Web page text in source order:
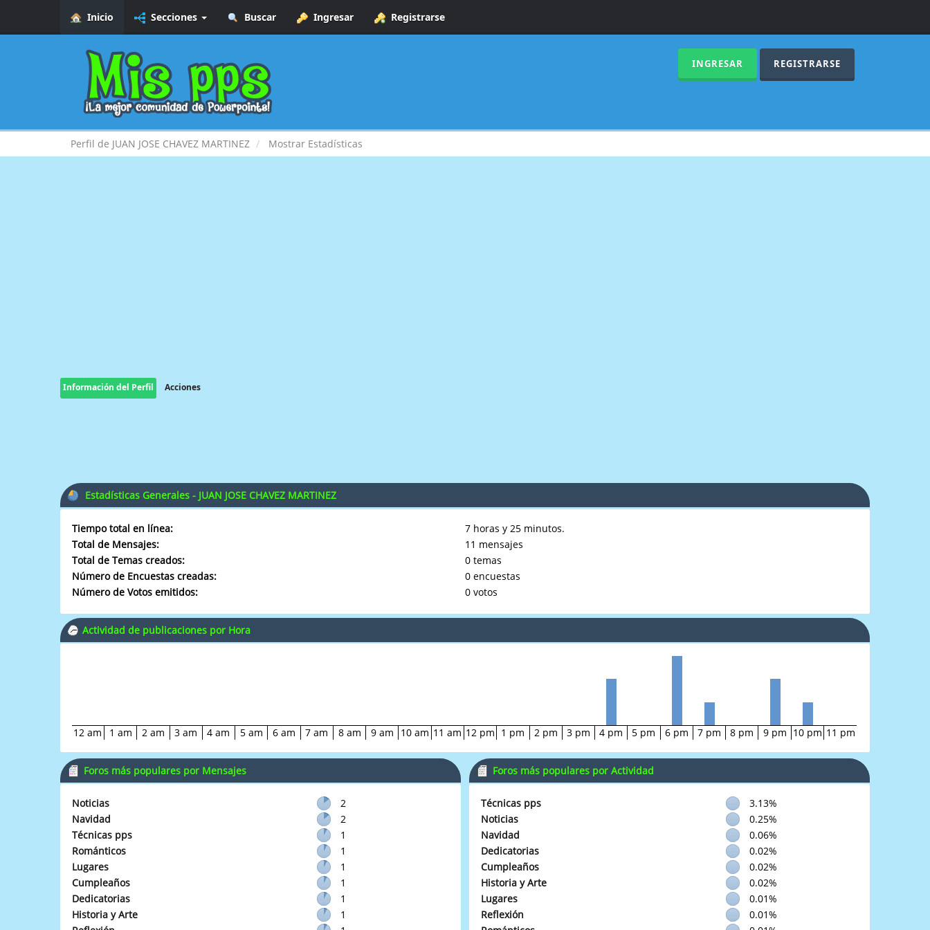
Inicio Secciones Buscar Ingresar Registrarse
INGRESAR REGISTRARSE
Perfil de JUAN JOSE CHAVEZ MARTINEZ Mostrar Estadísticas
Información del Perfil Acciones
Estadísticas Generales - JUAN JOSE CHAVEZ MARTINEZ
Tiempo total en línea:
7 horas y 25 minutos.
Total de Mensajes:
11 mensajes
Total de Temas creados:
0 temas
Número de Encuestas creadas:
0 encuestas
Número de Votos emitidos:
0 votos
Actividad de publicaciones por Hora
12 am 1 am 2 am 3 am 4 am 5 am 6 am 7 am 8 am 9 am 10 am 11 am 12 pm 1 pm 2 pm 3 pm 4 pm 5 pm 6 pm 7 pm 8 pm 9 pm 10 pm 11 pm
Foros más populares por Mensajes
Noticias
2
Navidad
2
Técnicas pps
1
Románticos
1
Lugares
1
Cumpleaños
1
Dedicatorias
1
Historia y Arte
1
Foros más populares por Actividad
Técnicas pps
3.13%
Noticias
0.25%
Navidad
0.06%
Dedicatorias
0.02%
Cumpleaños
0.02%
Historia y Arte
0.02%
Lugares
0.01%
Reflexión
0.01%